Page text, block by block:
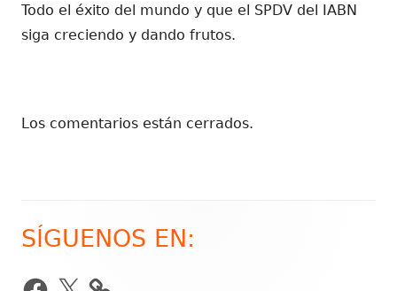
Todo el éxito del mundo y que el SPDV del IABN
siga creciendo y dando frutos.
Los comentarios están cerrados.
Barra
lateral
SÍGUENOS EN:
Facebook
X